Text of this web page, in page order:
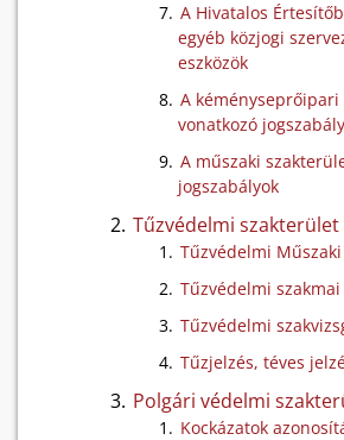
A Hivatalos
egyéb közjogi
eszközök
A kéményseprőipari
vonatkozó
A műszaki
jogszabályok
Tűzvédelmi szakterület
Tűzvédelmi
Tűzvédelmi
Tűzvédelmi
Tűzjelzés, téves
Polgári védelmi
Kockázatok